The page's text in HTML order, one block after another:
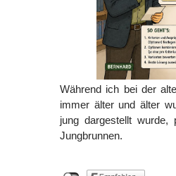
Während ich bei der
immer älter und älter
jung dargestellt wurde,
Jungbrunnen.